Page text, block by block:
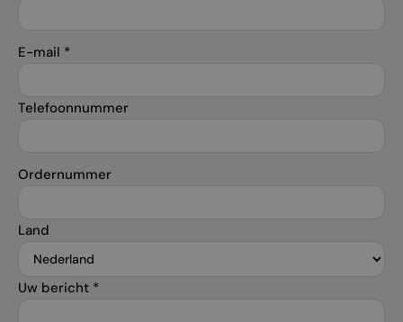
E-mail *
Telefoonnummer
Ordernummer
Land
Uw bericht *